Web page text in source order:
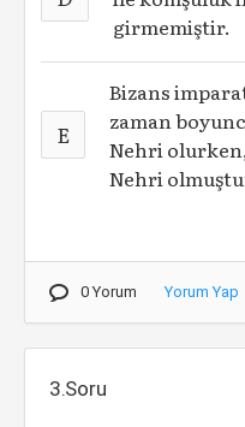
girmemiştir.
E
Bizans
zaman
Nehri olurken,
Nehri
0 Yorum Yorum Yap
3.Soru